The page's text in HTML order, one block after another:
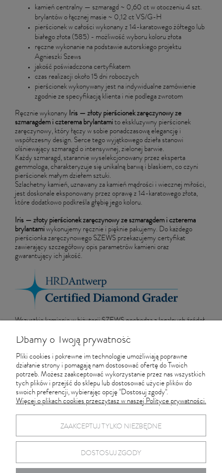
kamień centralny — szmaragd ~ 0,60 ct w otoczeniu 4 szt.
brylantów o łącznej masie ~ 0,12 ct VS/G-H
pierścionek w całości wykonany z 14-karatowego żółtego lub
białego złota (585) - możliwość wyboru koloru złota
ręczne wykonanie na podstawie autorskiego projektu
Agnieszki Szews
jakość poświadczona certyfikatem
czas realizacji około 15 dni roboczych
pierścionek wykonywany jest na indywidualne zamówienie
zgodnie ze specyfikacją klienta i nie podlega zwrotom
Ręcznie wykonany Iris — złoty pierścionek zaręczynowy ze
szmaragdem i czterema brylantami to ekskluzywny pierścionek
zaręczynowy, który łączy w sobie ponadczasową elegancję i
współczesny design. Serce tego wyjątkowego dzieła stanowi
olśniewający szmaragd o intensywnej, zielonej barwie.
Każdy szmaragd, starannie wyselekcjonowany przez eksperta
gemmologa, charakteryzuje się unikalną barwą i blaskiem, co czyni
pierścionek małym dziełem sztuki.
Szlachetny kamień, uznawany za kamień mądrości i wiecznej miłości,
jest doskonale eksponowany przez oprawę z 14-karatowego złota,
które dodatkowo podkreśla głębię jego koloru.
Iris — złoty pierścionek zaręczynowy ze szmaragdem i czterema
brylantami wykonujemy ręcznie i pięknie pakujemy. Do każdego
pierścionka zaręczynowego SZEWS przekazujemy certyfikat
zawierający szczegółowy opis parametrów kamieni oraz
gwarantujący ich jakość.
Wszystkie kamienie w biżuterii SZEWS pochodzą z legalnych źródeł
Zamów telefonicznie: 660 535 757
Zamów mailem:sklep@szews.pl
Sprawdź dostępność w Pracowni Złotniczej w Gdańsku: 660 535
757.
Dbamy o Twoją prywatność
Pliki cookies i pokrewne im technologie umożliwiają poprawne
działanie strony i pomagają nam dostosować ofertę do Twoich
potrzeb. Możesz zaakceptować wykorzystanie przez nas wszystkich
tych plików i przejść do sklepu lub dostosować użycie plików do
swoich preferencji, wybierając opcję "Dostosuj zgody".
Więcej o plikach cookies przeczytasz w naszej Polityce prywatności.
ZAAKCEPTUJ TYLKO NIEZBĘDNE
DOSTOSUJ ZGODY